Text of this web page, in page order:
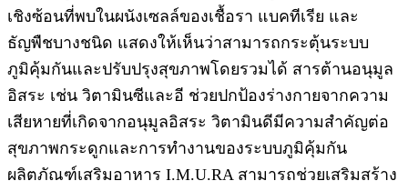
เชิงซ้อนที่พบในผนังเซลล์ของเชื้อรา แบคทีเรีย และ
ธัญพืชบางชนิด แสดงให้เห็นว่าสามารถกระตุ้นระบบ
ภูมิคุ้มกันและปรับปรุงสุขภาพโดยรวมได้ สารต้านอนุมูล
อิสระ เช่น วิตามินซีและอี ช่วยปกป้องร่างกายจากความ
เสียหายที่เกิดจากอนุมูลอิสระ วิตามินดีมีความสำคัญต่อ
สุขภาพกระดูกและการทำงานของระบบภูมิคุ้มกัน
ผลิตภัณฑ์เสริมอาหาร I.M.U.RA สามารถช่วยเสริมสร้าง